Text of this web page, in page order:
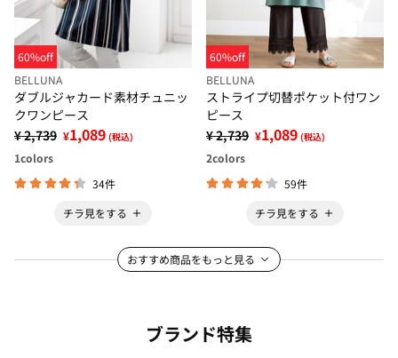
60%off
BELLUNA
ダブルジャカード素材チュニッ
クワンピース
¥ 2,739 ¥1,089 (税込)
1colors
34件
チラ見をする
60%off
BELLUNA
ストライプ切替ポケット付ワン
ピース
¥ 2,739 ¥1,089 (税込)
2colors
59件
チラ見をする
おすすめ商品をもっと見る
ブランド特集